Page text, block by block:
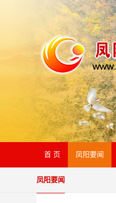
首 页 凤阳要闻
凤阳要闻